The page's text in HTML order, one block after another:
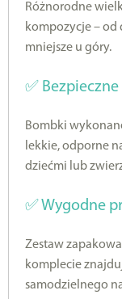
Różnorodne
kompozycje –
mniejsze u góry.
✅
Bombki
lekkie, odporne
dziećmi lub
✅ Wygodne
Zestaw
komplecie
samodzielnego